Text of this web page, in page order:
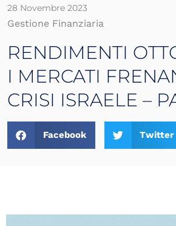
28 Novembre 2023
Gestione Finanziaria
RENDIMENTI
I MERCATI
CRISI ISRAELE –
Facebook Twitter